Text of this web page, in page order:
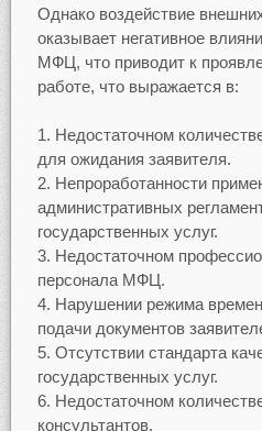
Однако воздействие
оказывает негативное
МФЦ, что приводит к
работе, что выражается в:
Недостаточном
для ожидания заявителя.
Непроработанности
административных
государственных услуг.
Недостаточном
персонала МФЦ.
Нарушении режима
подачи документов
Отсутствии стандарта
государственных услуг.
Недостаточном
консультантов.